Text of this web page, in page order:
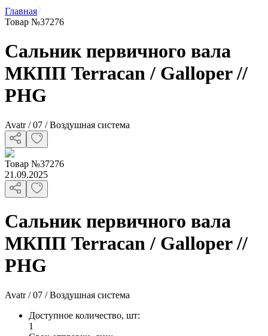
Главная
Товар №37276
Сальник первичного вала
МКПП Terracan / Galloper //
PHG
Avatr / 07 / Воздушная система
Товар №37276
21.09.2025
Сальник первичного вала
МКПП Terracan / Galloper //
PHG
Avatr / 07 / Воздушная система
Доступное количество, шт:
1